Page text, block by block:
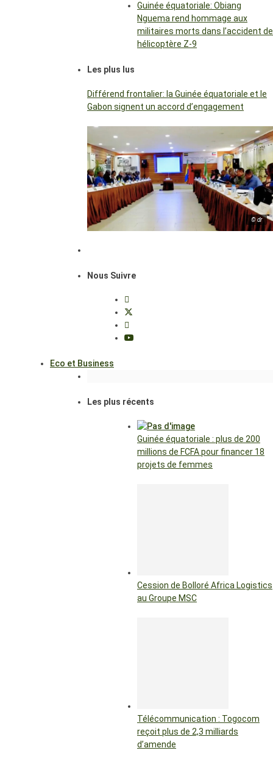
Guinée équatoriale: Obiang
Nguema rend hommage aux
militaires morts dans l’accident de
hélicoptère Z-9
Les plus lus
Différend frontalier: la Guinée équatoriale et le
Gabon signent un accord d’engagement
© dr
Nous Suivre
Eco et Business
Les plus récents
Guinée équatoriale : plus de 200
millions de FCFA pour financer 18
projets de femmes
Cession de Bolloré Africa Logistics
au Groupe MSC
Télécommunication : Togocom
reçoit plus de 2,3 milliards
d’amende